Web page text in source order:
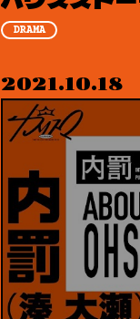
DRAMA
2021.10.18